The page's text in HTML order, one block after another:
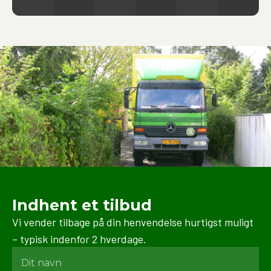
og opbevaring. Vi sørger altid for at bruge de rette
under hele processen.
Indhent et tilbud
Vi vender tilbage på din henvendelse hurtigst muligt
– typisk indenfor 2 hverdage.